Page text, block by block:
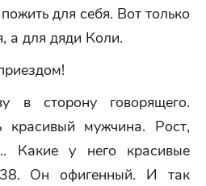
для себя. Вот только
а для дяди Коли.
в сторону говорящего.
мужчина. Рост,
Какие у него красивые
38. Он офигенный. И так